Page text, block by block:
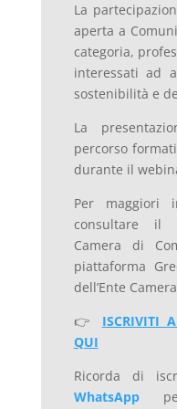
La
aperta a
categoria,
interessati ad
sostenibilità e
La
percorso
durante il
Per maggiori
consultare il
Camera di
piattaforma
dell’Ente
👉 ISCRIVITI
QUI
Ricorda di
WhatsApp